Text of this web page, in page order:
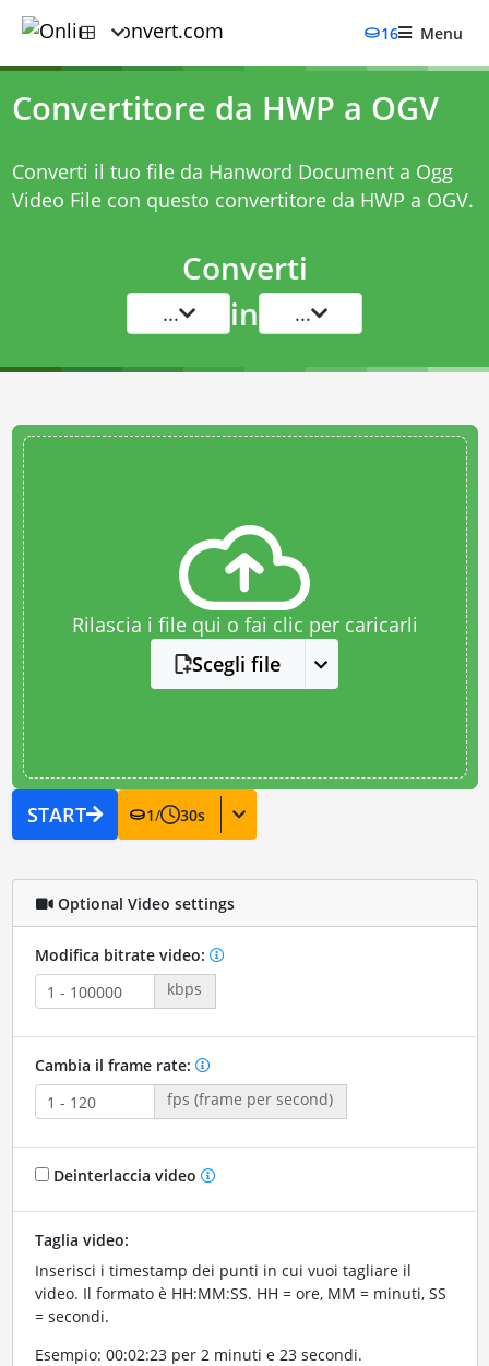
16 Menu
Convertitore da HWP a OGV
Converti il tuo file da Hanword Document a Ogg
Video File con questo convertitore da HWP a OGV.
Converti
... in ...
Rilascia i file qui o fai clic per caricarli
Scegli file
START 1/ 30s
Optional Video settings
Modifica bitrate video:
kbps
Cambia il frame rate:
fps (frame per second)
Deinterlaccia video
Taglia video:
Inserisci i timestamp dei punti in cui vuoi tagliare il
video. Il formato è HH:MM:SS. HH = ore, MM = minuti, SS
= secondi.
Esempio: 00:02:23 per 2 minuti e 23 secondi.